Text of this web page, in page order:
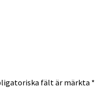
fält är märkta *